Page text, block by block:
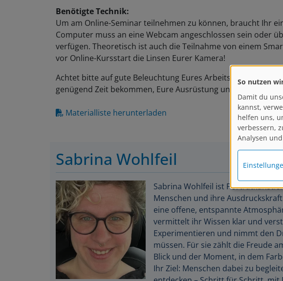
Benötigte Technik:
Um am Online-Seminar teilnehmen zu können, braucht Ihr
Computer muss an eine Webcam angeschlossen sein oder
verfügen. Theoretisch ist auch die Teilnahme von einem
vor Online-Kursstart die Linsen Eurer Kamera!
Achtet bitte auf gute Beleuchtung Eures Arbeitsplatzes, Ihr
genügend Zeit bekommen, Eure Ausrüstung und Euer Licht
Materialliste herunterladen
Sabrina Wohlfeil
Sabrina Wohlfeil ist
Menschen und ihre
eine offene, entspannte
vermittelt ihr Wissen klar und
Experimentieren und nimmt den
müssen. Für sie zählt die Freude
Blick und der Moment, in dem
Ihr Ziel: Menschen dabei zu
entdecken – Schritt für Schritt, mit
Damit du
kannst,
helfen uns,
verbessern,
Analysen